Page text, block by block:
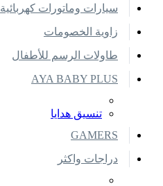
سيارات وماتورات كهربائية
زاوية الخصومات
طاولات الرسم للأطفال
AYA BABY PLUS
تنسيق هدايا
GAMERS
دراجات واكثر